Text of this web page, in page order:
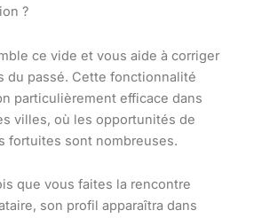
?
ce vide et vous aide à corriger
du passé. Cette fonctionnalité
particulièrement efficace dans
villes, où les opportunités de
fortuites sont nombreuses.
que vous faites la rencontre
son profil apparaîtra dans